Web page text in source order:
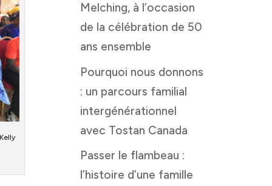
Melching, à l’occasion
de la célébration de 50
ans ensemble
Pourquoi nous donnons
: un parcours familial
intergénérationnel
avec Tostan Canada
Passer le flambeau :
l’histoire d’une famille